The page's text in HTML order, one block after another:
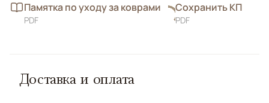
Памятка по уходу за коврами
PDF
Сохранить КП
PDF
Доставка и оплата